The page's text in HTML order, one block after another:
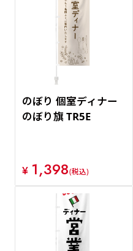
のぼり 個室ディナー
のぼり旗 TR5E
¥ 1,398(税込)